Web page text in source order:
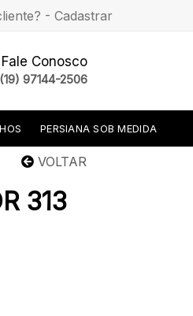
- Cadastrar
Fale Conosco
(19) 97144-2506
PERSIANA SOB MEDIDA
VOLTAR
313